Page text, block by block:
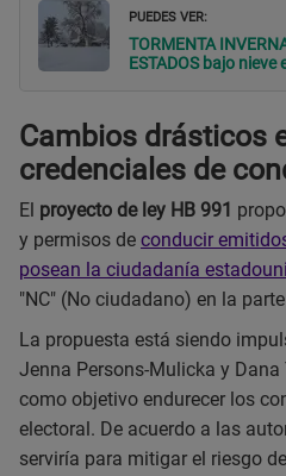
PUEDES VER:
TORMENTA
ESTADOS bajo
Cambios drásticos
credenciales de
El proyecto de ley HB 991
y permisos de conducir
posean la ciudadanía
"NC" (No ciudadano) en la
La propuesta está siendo
Jenna Persons-Mulicka y
como objetivo endurecer los
electoral. De acuerdo a las
serviría para mitigar el riesgo